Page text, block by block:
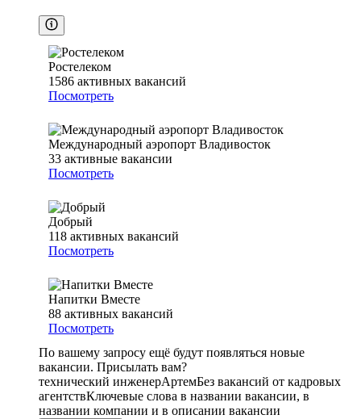
Ростелеком
1586 активных вакансий
Посмотреть
Международный аэропорт Владивосток
33 активные вакансии
Посмотреть
Добрый
118 активных вакансий
Посмотреть
Напитки Вместе
88 активных вакансий
Посмотреть
По вашему запросу ещё будут появляться новые
вакансии. Присылать вам?
технический инженерАртемБез вакансий от кадровых
агентствКлючевые слова в названии вакансии, в
названии компании и в описании вакансии